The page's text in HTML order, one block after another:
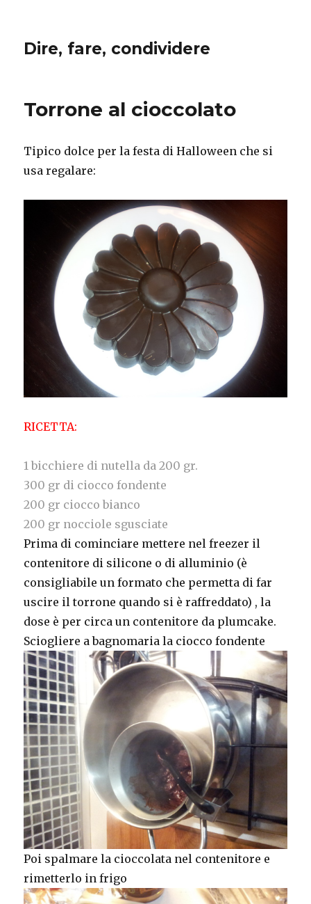
Dire, fare, condividere
Torrone al cioccolato
Tipico dolce per la festa di Halloween che si
usa regalare:
RICETTA:
1 bicchiere di nutella da 200 gr.
300 gr di ciocco fondente
200 gr ciocco bianco
200 gr nocciole sgusciate
Prima di cominciare mettere nel freezer il
contenitore di silicone o di alluminio (è
consigliabile un formato che permetta di far
uscire il torrone quando si è raffreddato) , la
dose è per circa un contenitore da plumcake.
Sciogliere a bagnomaria la ciocco fondente
Poi spalmare la cioccolata nel contenitore e
rimetterlo in frigo